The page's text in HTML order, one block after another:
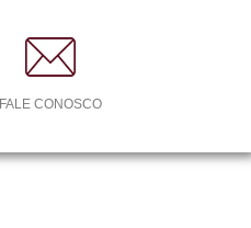
FALE CONOSCO